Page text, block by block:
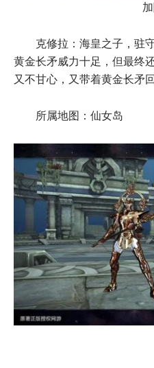
克修拉：海皇之子，驻守
黄金长矛威力十足，但最终
又不甘心，又带着黄金长矛
所属地图：仙女岛